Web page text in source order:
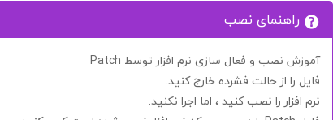
راهنمای نصب
آموزش نصب و فعال سازی نرم افزار توسط Patch
فایل را از حالت فشرده خارج کنید.
نرم افزار را نصب کنید ، اما اجرا نکنید.